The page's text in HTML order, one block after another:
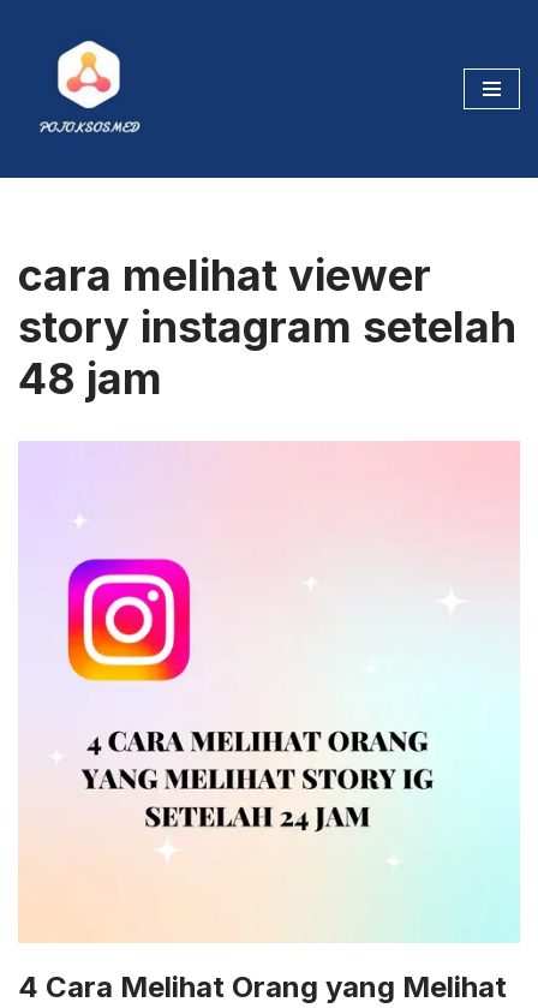
content
cara melihat viewer
story instagram setelah
48 jam
4 Cara Melihat Orang yang Melihat